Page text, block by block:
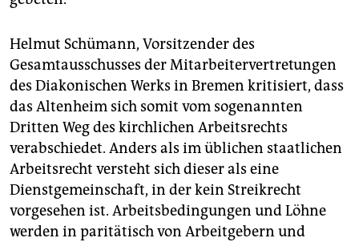
Helmut Schümann, Vorsitzender des
Gesamtausschusses der Mitarbeitervertretungen
des Diakonischen Werks in Bremen kritisiert, dass
das Altenheim sich somit vom sogenannten
Dritten Weg des kirchlichen Arbeitsrechts
verabschiedet. Anders als im üblichen staatlichen
Arbeitsrecht versteht sich dieser als eine
Dienstgemeinschaft, in der kein Streikrecht
vorgesehen ist. Arbeitsbedingungen und Löhne
werden in paritätisch von Arbeitgebern und